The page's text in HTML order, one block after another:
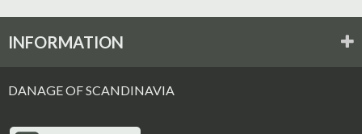
INFORMATION
DANAGE OF SCANDINAVIA